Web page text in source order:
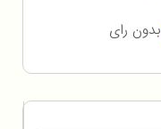
بدون رای